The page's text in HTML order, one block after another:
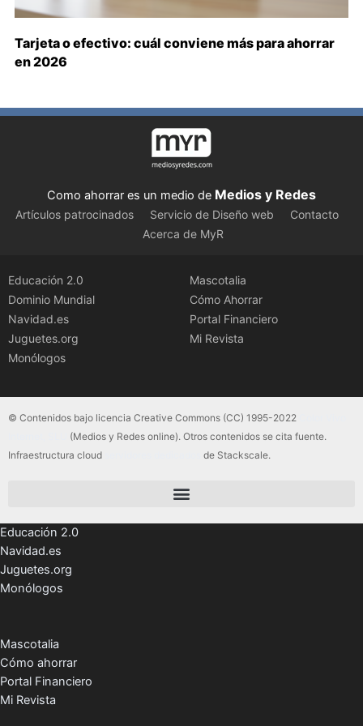
Tarjeta o efectivo: cuál conviene más para ahorrar
en 2026
Como ahorrar es un medio de Medios y Redes
Artículos patrocinados Servicio de Diseño web
Contacto
Acerca de MyR
Educación 2.0
Dominio Mundial
Navidad.es
Juguetes.org
Monólogos
Mascotalia
Cómo Ahorrar
Portal Financiero
Mi Revista
© Contenidos bajo licencia Creative Commons (CC) 1995-2022
(Medios y Redes online). Otros contenidos se cita fuente.
Infraestructura cloud
de Stackscale.
Educación 2.0
Navidad.es
Juguetes.org
Monólogos
Mascotalia
Cómo ahorrar
Portal Financiero
Mi Revista